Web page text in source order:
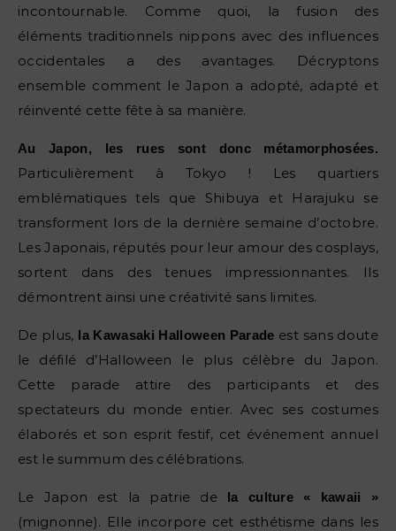
incontournable. Comme quoi, la fusion des
éléments traditionnels nippons avec des influences
occidentales a des avantages. Décryptons
ensemble comment le Japon a adopté, adapté et
réinventé cette fête à sa manière.
Au Japon, les rues sont donc métamorphosées.
Particulièrement à Tokyo ! Les quartiers
emblématiques tels que Shibuya et Harajuku se
transforment lors de la dernière semaine d’octobre.
Les Japonais, réputés pour leur amour des cosplays,
sortent dans des tenues impressionnantes. Ils
démontrent ainsi une créativité sans limites.
De plus, la Kawasaki Halloween Parade est sans doute
le défilé d’Halloween le plus célèbre du Japon.
Cette parade attire des participants et des
spectateurs du monde entier. Avec ses costumes
élaborés et son esprit festif, cet événement annuel
est le summum des célébrations.
Le Japon est la patrie de la culture « kawaii »
(mignonne). Elle incorpore cet esthétisme dans les